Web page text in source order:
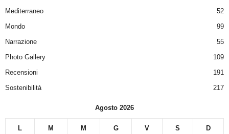
Mediterraneo
52
Mondo
99
Narrazione
55
Photo Gallery
109
Recensioni
191
Sostenibilità
217
Agosto 2026
L M M G V S D